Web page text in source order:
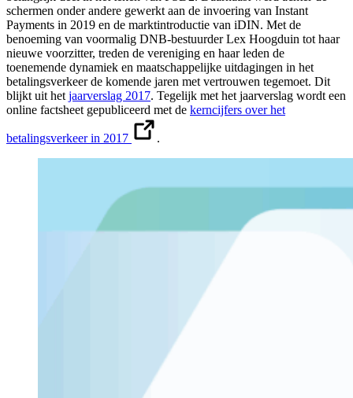
schermen onder andere gewerkt aan de invoering van Instant
Payments in 2019 en de marktintroductie van iDIN. Met de
benoeming van voormalig DNB-bestuurder Lex Hoogduin tot haar
nieuwe voorzitter, treden de vereniging en haar leden de
toenemende dynamiek en maatschappelijke uitdagingen in het
betalingsverkeer de komende jaren met vertrouwen tegemoet. Dit
blijkt uit het jaarverslag 2017. Tegelijk met het jaarverslag wordt een
online factsheet gepubliceerd met de kerncijfers over het
betalingsverkeer in 2017 .